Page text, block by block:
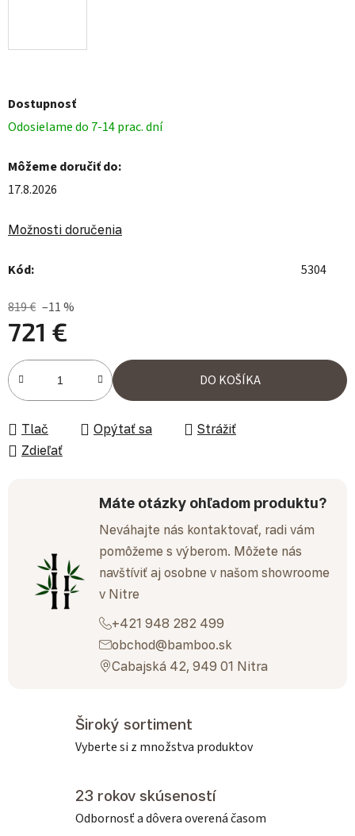
Dostupnosť
Odosielame do 7-14 prac. dní
Môžeme doručiť do:
17.8.2026
Možnosti doručenia
Kód: 5304
819 € –11 %
721 €
Jednotková cena:
DO KOŠÍKA
Tlač Opýtať sa
Strážiť
Zdieľať
Máte otázky ohľadom produktu?
Neváhajte nás kontaktovať, radi vám
pomôžeme s výberom. Môžete nás
navštíviť aj osobne v našom showroome
v Nitre
+421 948 282 499
obchod@bamboo.sk
Cabajská 42, 949 01 Nitra
Široký sortiment
Vyberte si z množstva produktov
23 rokov skúseností
Odbornosť a dôvera overená časom